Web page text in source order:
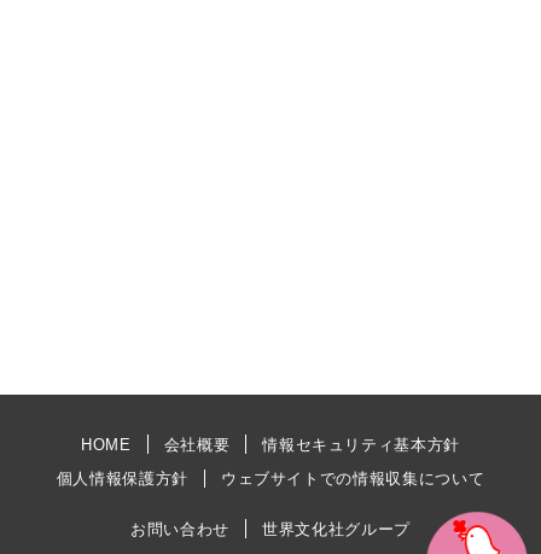
HOME 会社概要
情報セキュリティ基本方針
個人情報保護方針
ウェブサイトでの情報収集について
お問い合わせ 世界文化社グループ